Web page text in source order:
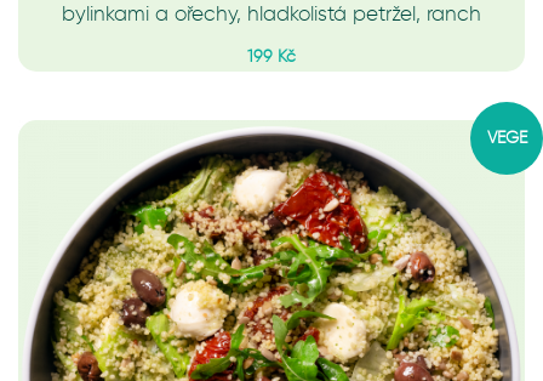
bylinkami a ořechy, hladkolistá petržel, ranch
199 Kč
VEGE